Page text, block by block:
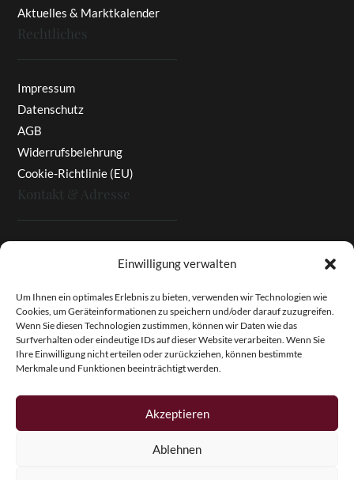
Einwilligung verwalten
Um Ihnen ein optimales Erlebnis zu bieten, verwenden wir Technologien wie
Cookies, um Geräteinformationen zu speichern und/oder darauf zuzugreifen.
Wenn Sie diesen Technologien zustimmen, können wir Daten wie das
Surfverhalten oder eindeutige IDs auf dieser Website verarbeiten. Wenn Sie
Ihre Einwilligung nicht erteilen oder zurückziehen, können bestimmte
Merkmale und Funktionen beeinträchtigt werden.
Akzeptieren
Ablehnen
Aktuelles & Marktkalender
Rechtliches
Impressum
Datenschutz
AGB
Widerrufsbelehrung
Cookie-Richtlinie (EU)
Kontakt & Adresse
Heinz Enzinger-Panitz
Aussergernwallen 3
94166 Stubenberg
Deutschland
Tel.:+49 (0)8574 - 91 97 79
info@pfingstrosen.eu
Copyright © 2026 Magic Garden Paeonies. Rottaler